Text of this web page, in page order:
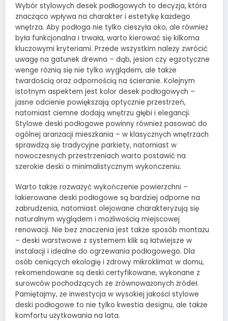
Wybór stylowych desek podłogowych to decyzja, która
znacząco wpływa na charakter i estetykę każdego
wnętrza. Aby podłoga nie tylko cieszyła oko, ale również
była funkcjonalna i trwała, warto kierować się kilkoma
kluczowymi kryteriami. Przede wszystkim należy zwrócić
uwagę na gatunek drewna – dąb, jesion czy egzotyczne
wenge różnią się nie tylko wyglądem, ale także
twardością oraz odpornością na ścieranie. Kolejnym
istotnym aspektem jest kolor desek podłogowych –
jasne odcienie powiększają optycznie przestrzeń,
natomiast ciemne dodają wnętrzu głębi i elegancji.
Stylowe deski podłogowe powinny również pasować do
ogólnej aranżacji mieszkania – w klasycznych wnętrzach
sprawdzą się tradycyjne parkiety, natomiast w
nowoczesnych przestrzeniach warto postawić na
szerokie deski o minimalistycznym wykończeniu.
Warto także rozważyć wykończenie powierzchni –
lakierowane deski podłogowe są bardziej odporne na
zabrudzenia, natomiast olejowane charakteryzują się
naturalnym wyglądem i możliwością miejscowej
renowacji. Nie bez znaczenia jest także sposób montażu
– deski warstwowe z systemem klik są łatwiejsze w
instalacji i idealne do ogrzewania podłogowego. Dla
osób ceniących ekologię i zdrowy mikroklimat w domu,
rekomendowane są deski certyfikowane, wykonane z
surowców pochodzących ze zrównoważonych źródeł.
Pamiętajmy, że inwestycja w wysokiej jakości stylowe
deski podłogowe to nie tylko kwestia designu, ale także
komfortu użytkowania na lata.